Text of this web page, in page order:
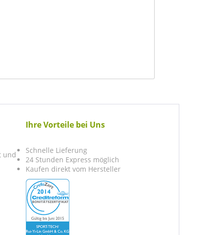
und
Ihre Vorteile bei Uns
Schnelle Lieferung
24 Stunden Express möglich
Kaufen direkt vom Hersteller